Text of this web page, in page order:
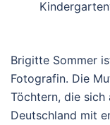
Brigitte Sommer
Fotografin. Die
Töchtern, die
Deutschland mit